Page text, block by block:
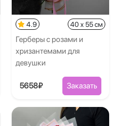
4.9 40 x 55 см
Герберы с розами и
хризантемами для
девушки
5658₽ Заказать